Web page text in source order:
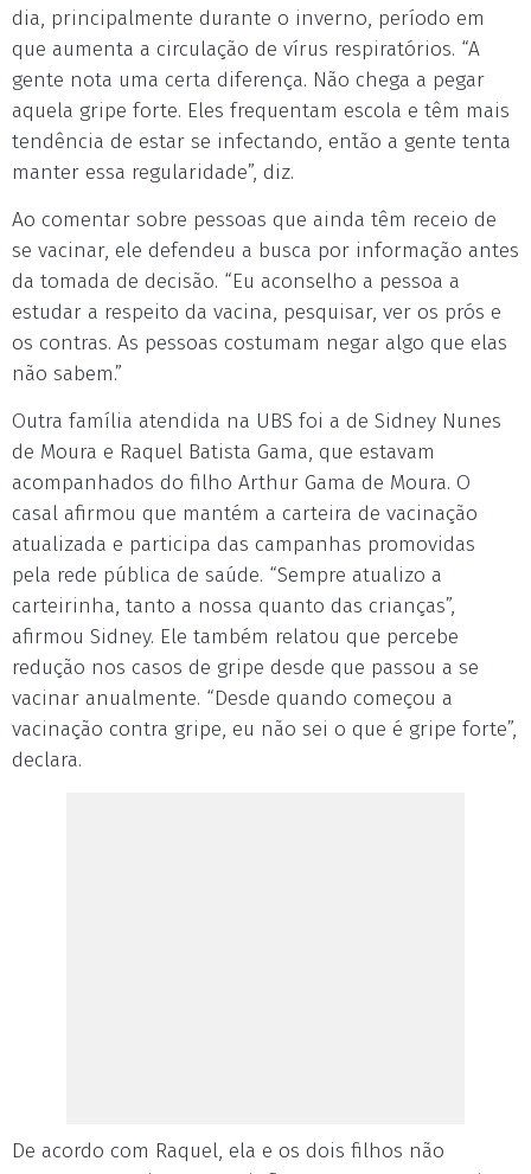
dia, principalmente durante o inverno, período em
que aumenta a circulação de vírus respiratórios. “A
gente nota uma certa diferença. Não chega a pegar
aquela gripe forte. Eles frequentam escola e têm mais
tendência de estar se infectando, então a gente tenta
manter essa regularidade”, diz.
Ao comentar sobre pessoas que ainda têm receio de
se vacinar, ele defendeu a busca por informação antes
da tomada de decisão. “Eu aconselho a pessoa a
estudar a respeito da vacina, pesquisar, ver os prós e
os contras. As pessoas costumam negar algo que elas
não sabem.”
Outra família atendida na UBS foi a de Sidney Nunes
de Moura e Raquel Batista Gama, que estavam
acompanhados do filho Arthur Gama de Moura. O
casal afirmou que mantém a carteira de vacinação
atualizada e participa das campanhas promovidas
pela rede pública de saúde. “Sempre atualizo a
carteirinha, tanto a nossa quanto das crianças”,
afirmou Sidney. Ele também relatou que percebe
redução nos casos de gripe desde que passou a se
vacinar anualmente. “Desde quando começou a
vacinação contra gripe, eu não sei o que é gripe forte”,
declara.
De acordo com Raquel, ela e os dois filhos não